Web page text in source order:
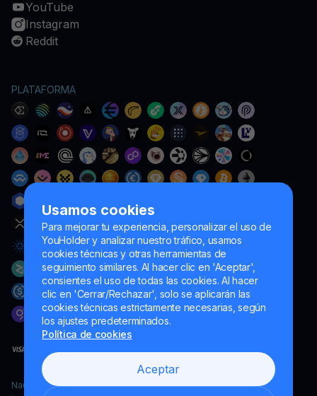
Usamos cookies
Para mejorar tu experiencia, personalizar el uso de
YouHolder y analizar nuestro tráfico, usamos
cookies técnicas y otras herramientas de
seguimiento similares. Al hacer clic en 'Aceptar',
consientes el uso de todas las cookies. Al hacer
clic en 'Cerrar/Rechazar', solo se aplicarán las
cookies técnicas estrictamente necesarias, según
los ajustes predeterminados.
Política de cookies
Aceptar
YouTube
Instagram
Reddit
PLATAFORMA
Naumard LTD. – únicamente para fines de desarrollo informático,